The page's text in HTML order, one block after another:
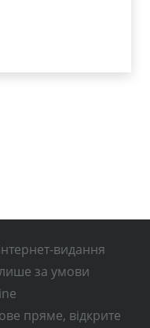
видання
за умови
пряме, відкрите